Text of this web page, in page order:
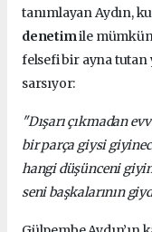
tanımlayan Aydın,
denetimile
felsefi bir ayna tutan
sarsıyor:
"Dışarı çıkmadan
bir parça giysi
hangi düşünceni
seni başkalarının